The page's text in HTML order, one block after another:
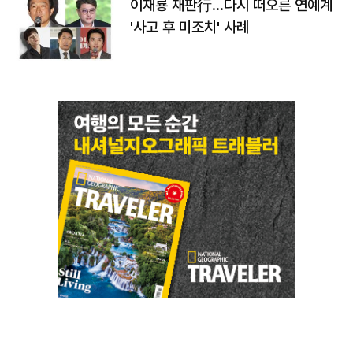
이재룡 재판行…다시 떠오른 연예계
'사고 후 미조치' 사례